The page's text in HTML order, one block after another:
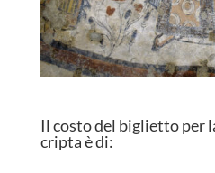
Il costo del biglietto per
cripta è di: